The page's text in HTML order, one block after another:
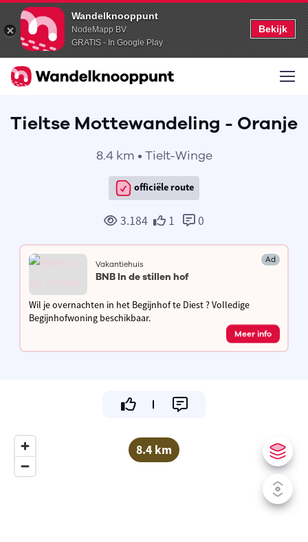
Wandelknooppunt
NodeMapp BV
GRATIS - In Google Play
Bekijk
Tieltse Mottewandeling - Oranje
8.4 km • Tielt-Winge
officiële route
3.184 1 0
Vakantiehuis Ad
BNB In de stillen hof
Wil je overnachten in het Begijnhof te Diest ? Volledige
Begijnhofwoning beschikbaar.
Meer info
8.4 km